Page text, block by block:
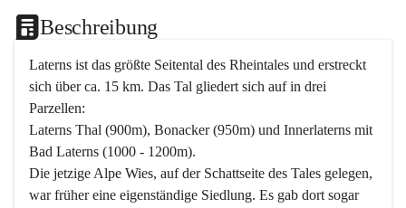
Beschreibung
Laterns ist das größte Seitental des Rheintales und erstreckt
sich über ca. 15 km. Das Tal gliedert sich auf in drei
Parzellen:
Laterns Thal (900m), Bonacker (950m) und Innerlaterns mit
Bad Laterns (1000 - 1200m).
Die jetzige Alpe Wies, auf der Schattseite des Tales gelegen,
war früher eine eigenständige Siedlung. Es gab dort sogar